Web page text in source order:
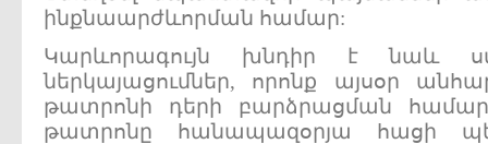
ինքնաարժևորման համար:
Կարևորագույն խնդիր է նաև
ներկայացումներ, որոնք այսօր
թատրոնի դերի բարձրացման
թատրոնը հանապազօրյա հացի